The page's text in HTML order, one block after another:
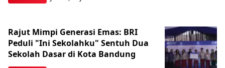
Rajut Mimpi Generasi Emas: BRI
Peduli "Ini Sekolahku" Sentuh Dua
Sekolah Dasar di Kota Bandung